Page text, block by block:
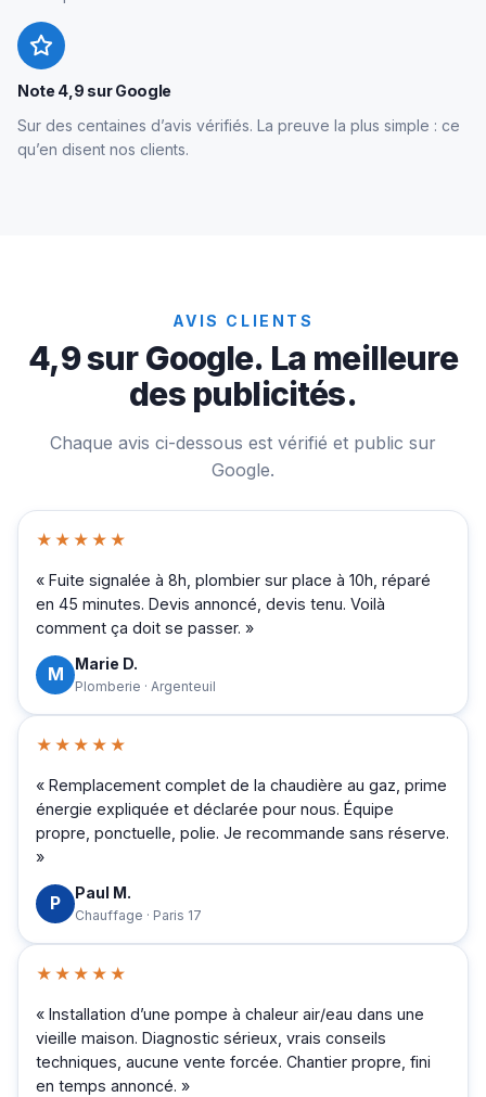
Note 4,9 sur Google
Sur des centaines d’avis vérifiés. La preuve la plus simple : ce
qu’en disent nos clients.
AVIS CLIENTS
4,9 sur Google. La meilleure
des publicités.
Chaque avis ci-dessous est vérifié et public sur
Google.
★★★★★
« Fuite signalée à 8h, plombier sur place à 10h, réparé
en 45 minutes. Devis annoncé, devis tenu. Voilà
comment ça doit se passer. »
M Marie D.
Plomberie · Argenteuil
★★★★★
« Remplacement complet de la chaudière au gaz, prime
énergie expliquée et déclarée pour nous. Équipe
propre, ponctuelle, polie. Je recommande sans réserve.
»
P Paul M.
Chauffage · Paris 17
★★★★★
« Installation d’une pompe à chaleur air/eau dans une
vieille maison. Diagnostic sérieux, vrais conseils
techniques, aucune vente forcée. Chantier propre, fini
en temps annoncé. »